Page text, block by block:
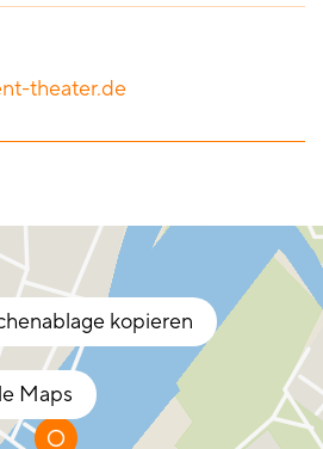
theater.de
kopieren
Maps